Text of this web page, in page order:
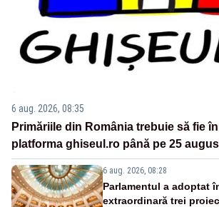
6 aug. 2026, 08:35
Primăriile din România trebuie să fie
platforma ghiseul.ro până pe 25
6 aug. 2026, 08:28
Parlamentul a adoptat
extraordinară trei